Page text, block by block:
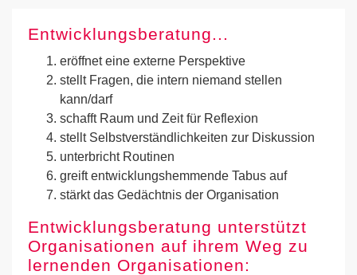
Entwicklungsberatung...
eröffnet eine externe Perspektive
stellt Fragen, die intern niemand stellen
kann/darf
schafft Raum und Zeit für Reflexion
stellt Selbstverständlichkeiten zur Diskussion
unterbricht Routinen
greift entwicklungshemmende Tabus auf
stärkt das Gedächtnis der Organisation
Entwicklungsberatung unterstützt
Organisationen auf ihrem Weg zu
lernenden Organisationen: